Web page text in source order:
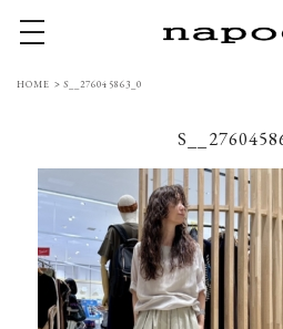
toggle navigation
HOME >S__276045863_0